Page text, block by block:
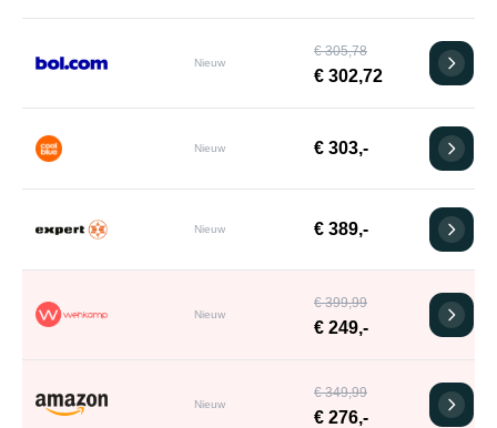
Nieuw
€ 305,78
€ 302,72
Nieuw € 303,-
Nieuw € 389,-
Nieuw
€ 399,99
€ 249,-
Nieuw
€ 349,99
€ 276,-